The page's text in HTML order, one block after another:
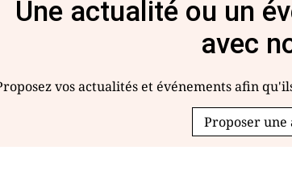
Une actualité ou un
avec
vos actualités et événements afin
Proposer une